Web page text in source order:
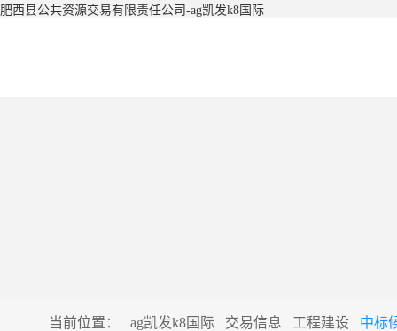
肥西县公共资源交易有限责任公司-ag凯发k8国际
当前位置： ag凯发k8国际 交易信息 工程建设 中标